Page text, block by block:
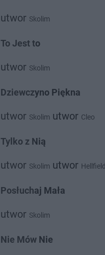
utwor Skolim
To Jest to
utwor Skolim
Dziewczyno Piękna
utwor Skolim utwor Cleo
Tylko z Nią
utwor Skolim utwor Hellfield
Posłuchaj Mała
utwor Skolim
Nie Mów Nie